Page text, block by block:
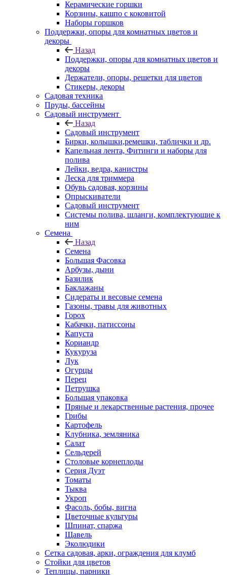
Керамические горшки
Корзины, кашпо с коковитой
Наборы горшков
Поддержки, опоры для комнатных цветов и
декоры
Назад
Поддержки, опоры для комнатных цветов и
декоры
Держатели, опоры, решетки для цветов
Стикеры, декоры
Садовая техника
Пруды, бассейны
Садовый инструмент
Назад
Садовый инструмент
Бирки, колышки,ремешки, таблички и др.
Капельная лента, Фитинги и наборы для
полива
Лейки, ведра, канистры
Леска для триммера
Обувь садовая, корзины
Опрыскиватели
Садовый инструмент
Системы полива, шланги, комплектующие к
ним
Семена
Назад
Семена
Большая Фасовка
Арбузы, дыни
Базилик
Баклажаны
Сидераты и весовые семена
Газоны, травы для животных
Горох
Кабачки, патиссоны
Капуста
Кориандр
Кукуруза
Лук
Огурцы
Перец
Петрушка
Большая упаковка
Пряные и лекарственные растения, прочее
Грибы
Картофель
Клубника, земляника
Салат
Сельдерей
Столовые корнеплоды
Серия Дуэт
Томаты
Тыква
Укроп
Фасоль, бобы, вигна
Цветочные культуры
Шпинат, спаржа
Щавель
Эколюдики
Сетка садовая, арки, ограждения для клумб
Стойки для цветов
Теплицы, парники